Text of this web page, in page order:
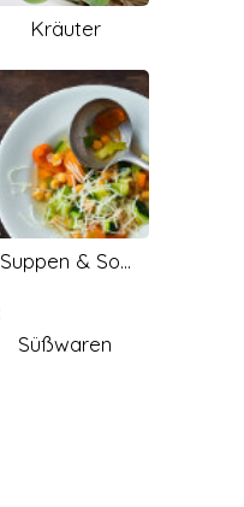
Kräuter
Suppen & So...
Süßwaren